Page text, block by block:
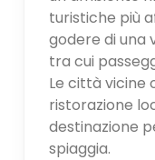
turistiche più
godere di una
tra cui
Le città vicine
ristorazione
destinazione
spiaggia.